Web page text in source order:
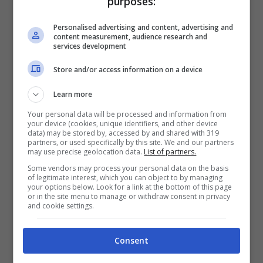
che quest’anno è stata eletta
Europea della Cultura Gastronomica. Una
scusa in più per visitarla. La città, infatti, è
famosa per la sua cucina di alta qualità,
prime, dal latte e formaggi al pane, i
cereali, le verdure fresche, la frutta, la
carte e gli insaccati. Per questo motivo
Accademia europea di gastronomia
ha
premiato Cracovia nominandolaCapitale
europea della Cultura Gastronomica
2019.
Personalised advertising and content, advertising and
content measurement, audience research and
services development
Store and/or access information on a device
Learn more
Your personal data will be processed and information from
your device (cookies, unique identifiers, and other device
data) may be stored by, accessed by and shared with 319
partners, or used specifically by this site. We and our partners
may use precise geolocation data. List of partners.
Some vendors may process your personal data on the basis
of legitimate interest, which you can object to by managing
your options below. Look for a link at the bottom of this page
or in the site menu to manage or withdraw consent in privacy
and cookie settings.
Consent